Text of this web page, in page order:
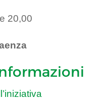
20,00